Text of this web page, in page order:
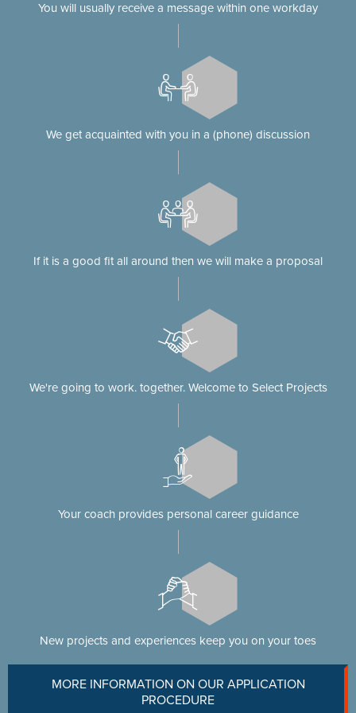
You will usually receive a message within one workday
We get acquainted with you in a (phone) discussion
If it is a good fit all around then we will make a proposal
We're going to work. together. Welcome to Select Projects
Your coach provides personal career guidance
New projects and experiences keep you on your toes
MORE INFORMATION ON OUR APPLICATION
PROCEDURE